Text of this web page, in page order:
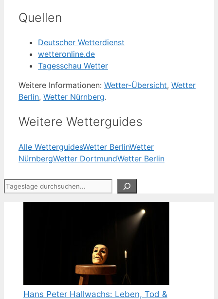
Quellen
Deutscher Wetterdienst
wetteronline.de
Tagesschau Wetter
Weitere Informationen: Wetter-Übersicht, Wetter
Berlin, Wetter Nürnberg.
Weitere Wetterguides
Alle WetterguidesWetter BerlinWetter
NürnbergWetter DortmundWetter Berlin
Suchen
Hans Peter Hallwachs: Leben, Tod &